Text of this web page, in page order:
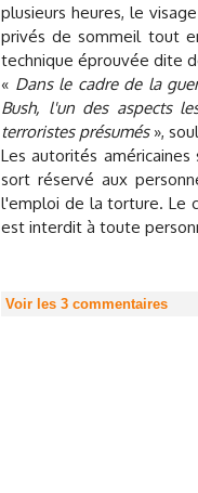
plusieurs heures, le
privés de sommeil tout
technique éprouvée dite
« Dans le cadre de la
Bush, l'un des aspects
terroristes présumés»,
Les autorités
sort réservé aux
l'emploi de la torture. Le
est interdit à toute
Voir les 3 commentaires